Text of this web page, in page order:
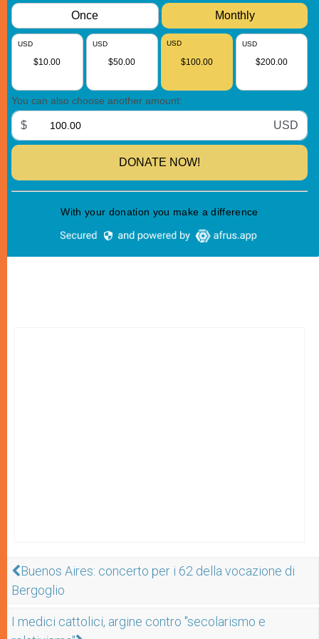
Buenos Aires: concerto per i 62 della vocazione di
Bergoglio
I medici cattolici, argine contro "secolarismo e